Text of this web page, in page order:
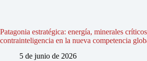
Patagonia estratégica: energía, minerales
contrainteligencia en la nueva competencia
5 de junio de 2026